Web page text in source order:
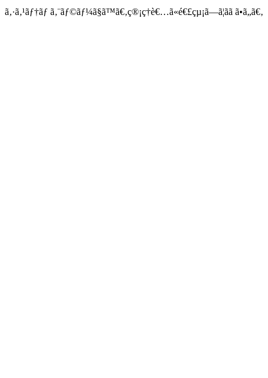
ã‚·ã‚¹ãƒ†ãƒ ã‚¨ãƒ©ãƒ¼ã§ã™ã€‚ç®¡ç†è€…ã«é€£çµ¡ã—ã¦ãã ã•ã„ã€‚